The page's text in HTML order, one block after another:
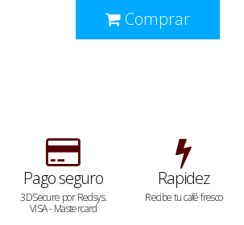
Comprar
Pago seguro
3DSecure por Redsys.
VISA - Mastercard
Rapidez
Recibe tu café fresco